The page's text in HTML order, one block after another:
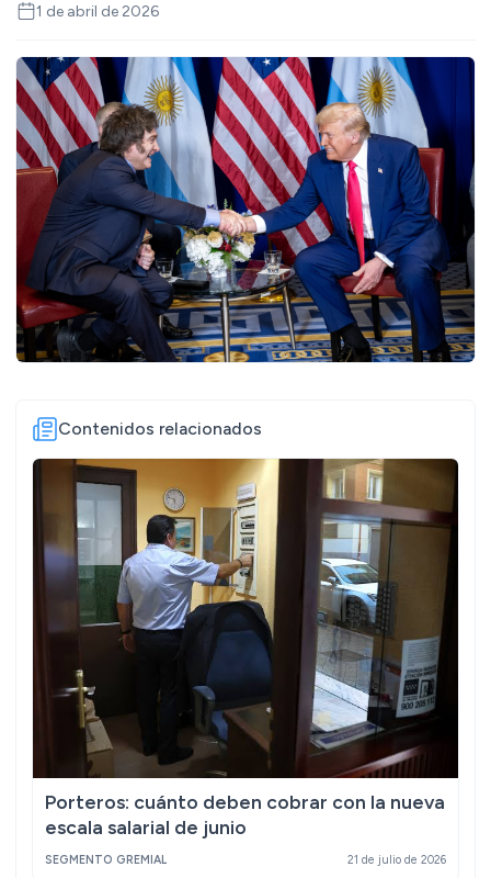
1 de abril de 2026
Contenidos relacionados
Porteros: cuánto deben cobrar con la nueva
escala salarial de junio
SEGMENTO GREMIAL 21 de julio de 2026